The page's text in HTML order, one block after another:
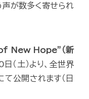
声が数多く寄せられ
New Hope”（新
（土）より、全世界
て公開されます（日